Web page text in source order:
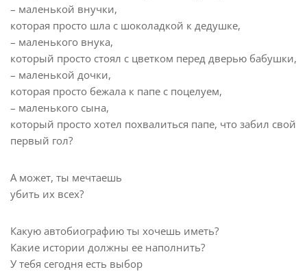
– маленькой внучки,
которая просто шла с шоколадкой к дедушке,
– маленького внука,
который просто стоял с цветком перед дверью бабушки,
– маленькой дочки,
которая просто бежала к папе с поцелуем,
– маленького сына,
который просто хотел похвалиться папе, что забил свой
первый гол?
А может, ты мечтаешь
убить их всех?
Какую автобиографию ты хочешь иметь?
Какие истории должны ее наполнить?
У тебя сегодня есть выбор